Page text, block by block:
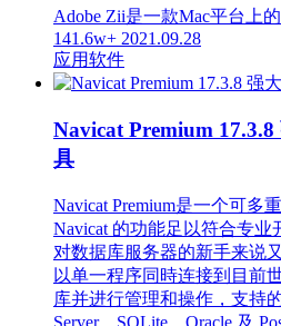
Adobe Zii是一款Mac平台上
141.6w+ 2021.09.28
应用软件
Navicat Premium
具
Navicat Premium是一个可多
Navicat 的功能足以符合专
对数据库服务器的新手来说
以单一程序同時连接到目前
库并进行管理和操作，支持
Server、SQLite、Oracle 及